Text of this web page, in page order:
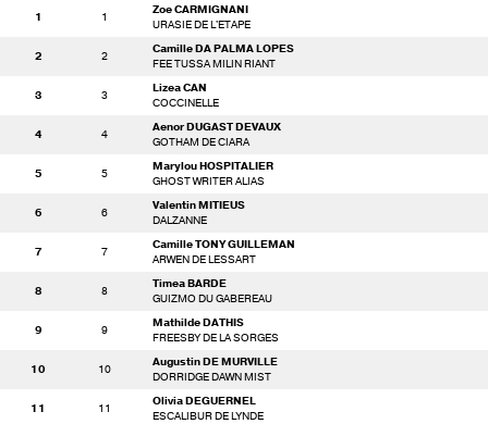
1 1
Zoe CARMIGNANI
URASIE DE L'ETAPE
2 2
Camille DA PALMA LOPES
FEE TUSSA MILIN RIANT
3 3
Lizea CAN
COCCINELLE
4 4
Aenor DUGAST DEVAUX
GOTHAM DE CIARA
5 5
Marylou HOSPITALIER
GHOST WRITER ALIAS
6 6
Valentin MITIEUS
DALZANNE
7 7
Camille TONY GUILLEMAN
ARWEN DE LESSART
8 8
Timea BARDE
GUIZMO DU GABEREAU
9 9
Mathilde DATHIS
FREESBY DE LA SORGES
10 10
Augustin DE MURVILLE
DORRIDGE DAWN MIST
11 11
Olivia DEGUERNEL
ESCALIBUR DE LYNDE